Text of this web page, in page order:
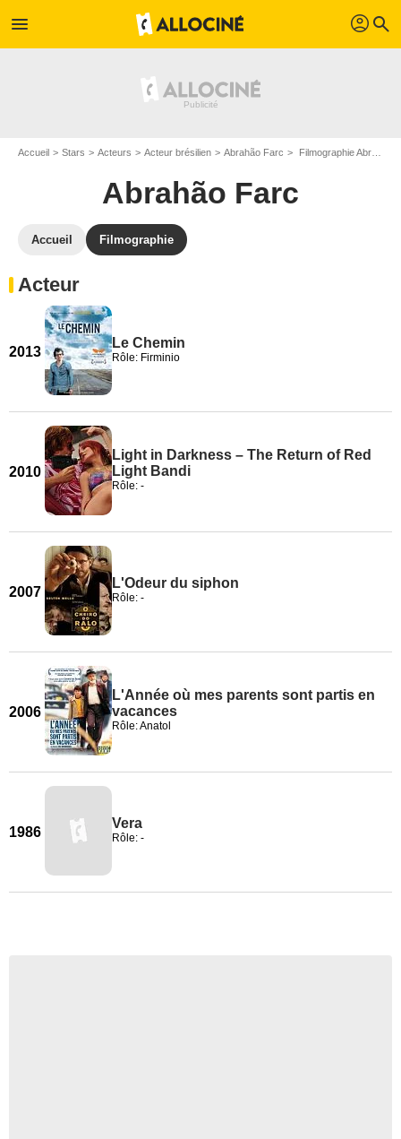
menu profil search
Accueil Stars Acteurs Acteur brésilien Abrahão Farc Filmographie Abrahão Farc
Abrahão Farc
Accueil Filmographie
Acteur
2013
Le Chemin
Rôle: Firminio
2010
Light in Darkness – The Return of Red
Light Bandi
Rôle: -
2007
L'Odeur du siphon
Rôle: -
2006
L'Année où mes parents sont partis en
vacances
Rôle: Anatol
1986
Vera
Rôle: -